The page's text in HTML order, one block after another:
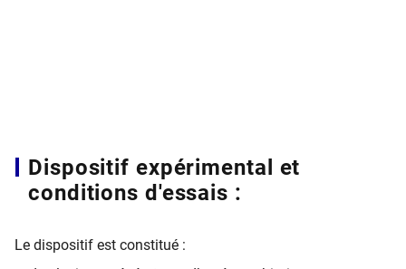
Dispositif expérimental et
conditions d'essais :
Le dispositif est constitué :